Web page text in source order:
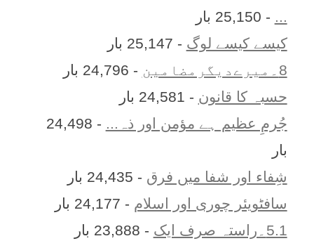
... - 25,150 بار
کیسے کیسے لوگ - 25,147 بار
8۔میرےدیگرمضامین
- 24,796 بار
حسبہ کا قانون - 24,581 بار
جُرمِ عظیم ہے مؤمن اور ذہ...
- 24,498
بار
شِفاء اور شفا میں فرق - 24,435 بار
سافٹویئر چوری اور اسلام - 24,177 بار
5.1۔راستہ صرف ایک
- 23,888 بار